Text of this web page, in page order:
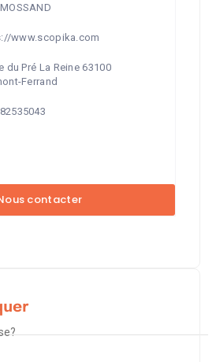
www.scopika.com
du Pré La Reine 63100
Ferrand